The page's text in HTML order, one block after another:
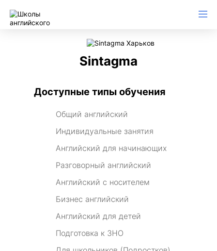
Sintagma
Доступные типы обучения
Общий английский
Индивидуальные занятия
Английский для начинающих
Разговорный английский
Английский с носителем
Бизнес английский
Английский для детей
Подготовка к ЗНО